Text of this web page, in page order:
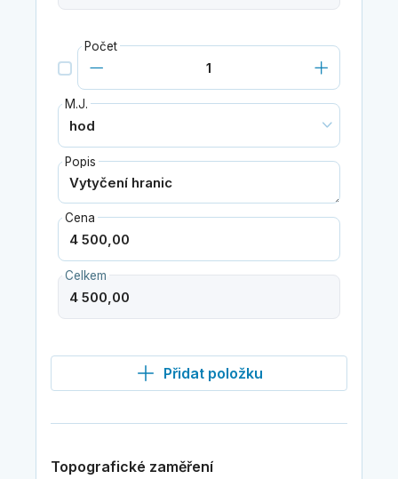
Počet
M.J.
Popis
Cena
Celkem
Přidat položku
Topografické zaměření